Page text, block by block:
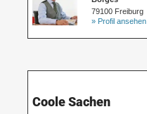
79100 Freiburg
» Profil ansehen
Coole Sachen